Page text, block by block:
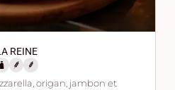
REINE
origan, jambon et